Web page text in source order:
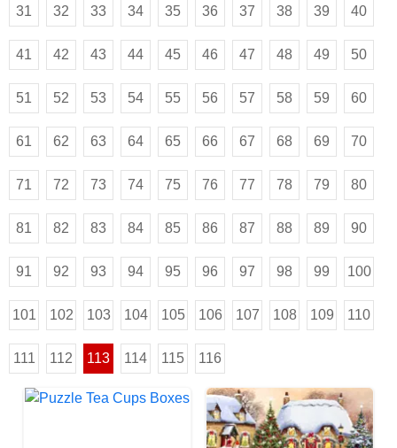
31 32 33 34 35 36 37 38 39 40
41 42 43 44 45 46 47 48 49 50
51 52 53 54 55 56 57 58 59 60
61 62 63 64 65 66 67 68 69 70
71 72 73 74 75 76 77 78 79 80
81 82 83 84 85 86 87 88 89 90
91 92 93 94 95 96 97 98 99 100
101 102 103 104 105 106 107 108 109 110
111 112 113 114 115 116